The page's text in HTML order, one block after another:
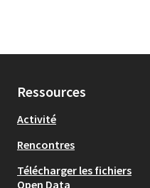
Ressources
Activité
Rencontres
Télécharger les fichiers
Open Data